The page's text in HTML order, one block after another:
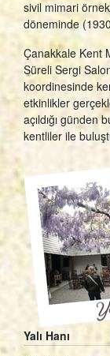
sivil mimari
döneminde
Çanakkale Kent
Süreli Sergi
koordinesinde
etkinlikler
açıldığı
kentliler ile
Yalı Hanı